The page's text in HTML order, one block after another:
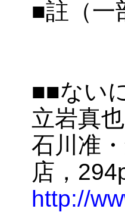
■註（一
■■ない
立岩真
石川准
店，
http://